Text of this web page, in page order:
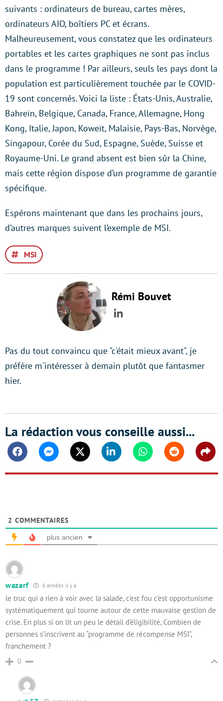
suivants : ordinateurs de bureau, cartes mères,
ordinateurs AIO, boîtiers PC et écrans.
Malheureusement, vous constatez que les ordinateurs
portables et les cartes graphiques ne sont pas inclus
dans le programme ! Par ailleurs, seuls les pays dont la
population est particulièrement touchée par le COVID-
19 sont concernés. Voici la liste : États-Unis, Australie,
Bahreïn, Belgique, Canada, France, Allemagne, Hong
Kong, Italie, Japon, Koweït, Malaisie, Pays-Bas, Norvège,
Singapour, Corée du Sud, Espagne, Suède, Suisse et
Royaume-Uni. Le grand absent est bien sûr la Chine,
mais cette région dispose d’un programme de garantie
spécifique.
Espérons maintenant que dans les prochains jours,
d’autres marques suivent l’exemple de MSI.
MSI
Rémi Bouvet
LinkedIn
Pas du tout convaincu que "c'était mieux avant", je
préfère m'intéresser à demain plutôt que fantasmer
hier.
La rédaction vous conseille aussi...
FacebookMessengerTwitter Linkedin WhatsappReddit
2 COMMENTAIRES
plus ancien
wazarf 6 années il y a
le truc qui a rien à voir avec la salade, c’est fou c’est opportunisme
systématiquement qui tourne autour de cette mauvaise gestion de
crise. En plus si on lit un peu le détail d’éligibilité, Combien de
personnes s’inscrivent au “programme de récompense MSI”,
franchement ?
0